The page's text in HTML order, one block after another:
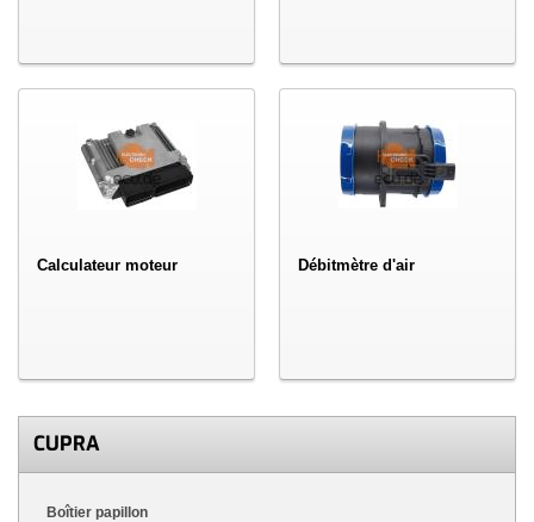
Calculateur moteur Débitmètre d'air
CUPRA
Boîtier papillon